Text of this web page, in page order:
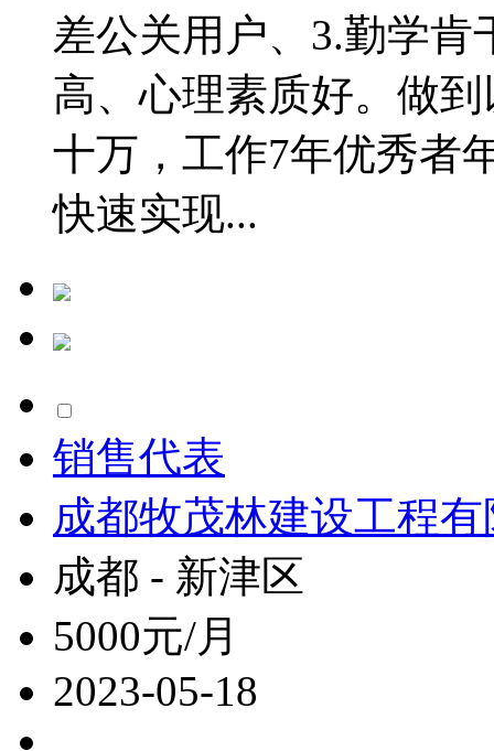
差公关用户、3.勤学肯
高、心理素质好。做
十万，工作7年优秀者
快速实现...
销售代表
成都牧茂林建设工程
成都 - 新津区
5000元/月
2023-05-18